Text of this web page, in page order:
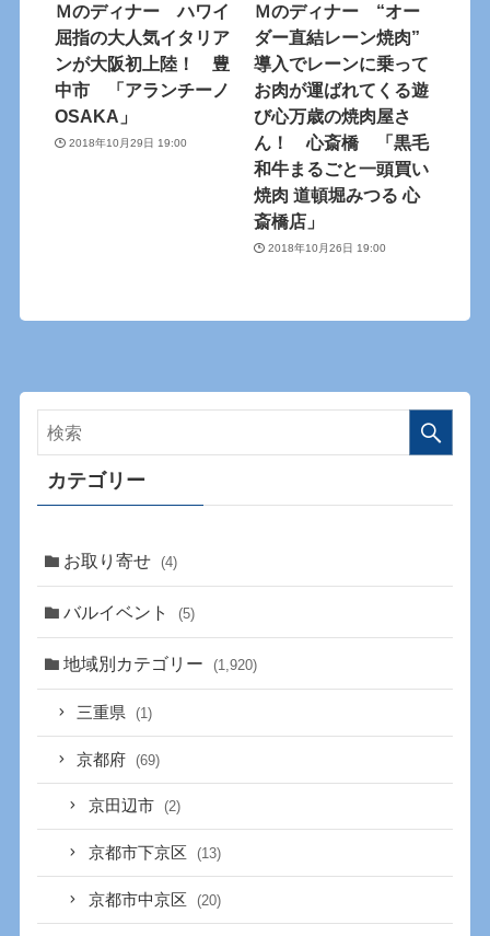
Ｍのディナー ハワイ
屈指の大人気イタリア
ンが大阪初上陸！ 豊
中市 「アランチーノ
OSAKA」
2018年10月29日 19:00
Ｍのディナー “オー
ダー直結レーン焼肉”
導入でレーンに乗って
お肉が運ばれてくる遊
び心万歳の焼肉屋さ
ん！ 心斎橋 「黒毛
和牛まるごと一頭買い
焼肉 道頓堀みつる 心
斎橋店」
2018年10月26日 19:00
カテゴリー
お取り寄せ (4)
バルイベント (5)
地域別カテゴリー (1,920)
三重県 (1)
京都府 (69)
京田辺市 (2)
京都市下京区 (13)
京都市中京区 (20)